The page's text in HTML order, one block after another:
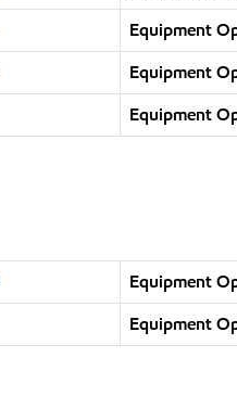
Equipment
Equipment
Equipment
Equipment
Equipment